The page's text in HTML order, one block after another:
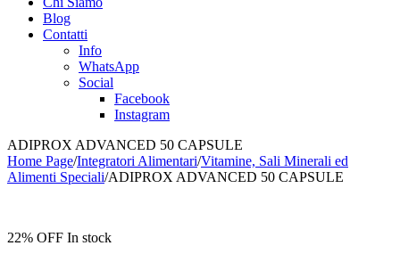
Blog
Contatti
Info
WhatsApp
Social
Facebook
Instagram
ADIPROX ADVANCED 50 CAPSULE
Home Page/Integratori Alimentari/Vitamine, Sali Minerali ed
Alimenti Speciali/ADIPROX ADVANCED 50 CAPSULE
22% OFF In stock